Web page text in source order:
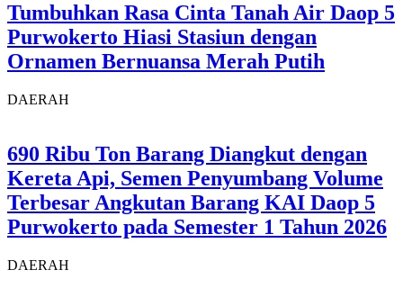
Tumbuhkan Rasa Cinta Tanah Air Daop 5
Purwokerto Hiasi Stasiun dengan
Ornamen Bernuansa Merah Putih
DAERAH
690 Ribu Ton Barang Diangkut dengan
Kereta Api, Semen Penyumbang Volume
Terbesar Angkutan Barang KAI Daop 5
Purwokerto pada Semester 1 Tahun 2026
DAERAH